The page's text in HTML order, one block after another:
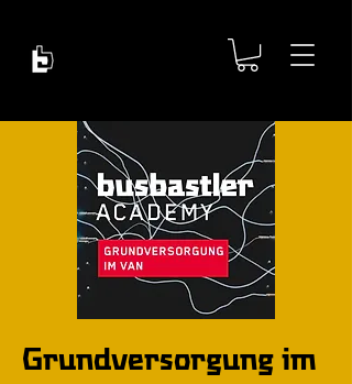
Grundversorgung im